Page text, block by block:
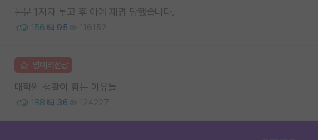
논문 1저자 투고 후 아예 제명 당했습니다.
156 95 116152
명예의전당
대학원 생활이 힘든 이유들
188 36 124227